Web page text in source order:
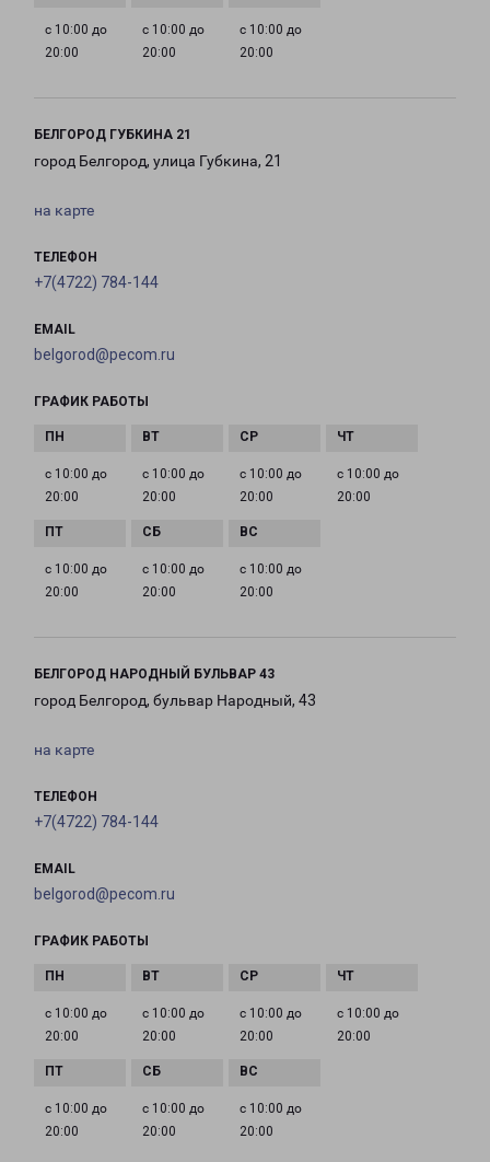
с 10:00 до
20:00
с 10:00 до
20:00
с 10:00 до
20:00
БЕЛГОРОД ГУБКИНА 21
город Белгород, улица Губкина, 21
на карте
ТЕЛЕФОН
+7(4722) 784-144
EMAIL
belgorod@pecom.ru
ГРАФИК РАБОТЫ
с 10:00 до
20:00
с 10:00 до
20:00
с 10:00 до
20:00
с 10:00 до
20:00
с 10:00 до
20:00
с 10:00 до
20:00
с 10:00 до
20:00
БЕЛГОРОД НАРОДНЫЙ БУЛЬВАР 43
город Белгород, бульвар Народный, 43
на карте
ТЕЛЕФОН
+7(4722) 784-144
EMAIL
belgorod@pecom.ru
ГРАФИК РАБОТЫ
с 10:00 до
20:00
с 10:00 до
20:00
с 10:00 до
20:00
с 10:00 до
20:00
с 10:00 до
20:00
с 10:00 до
20:00
с 10:00 до
20:00